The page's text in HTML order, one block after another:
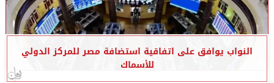
النواب يوافق على اتفاقية استضافة مصر للمركز الدولي
للأسماك